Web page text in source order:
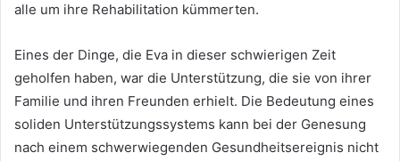
alle um ihre Rehabilitation kümmerten.
Eines der Dinge, die Eva in dieser schwierigen Zeit
geholfen haben, war die Unterstützung, die sie von ihrer
Familie und ihren Freunden erhielt. Die Bedeutung eines
soliden Unterstützungssystems kann bei der Genesung
nach einem schwerwiegenden Gesundheitsereignis nicht